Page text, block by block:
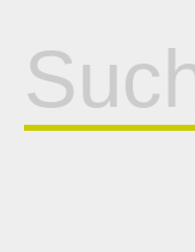
für: